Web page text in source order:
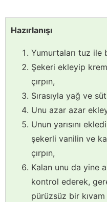
Hazırlanışı
Yumurtaları tuz ile
Şekeri ekleyip
çırpın,
Sırasıyla yağ ve
Unu azar azar
Unun yarısını
şekerli vanilin ve
çırpın,
Kalan unu da yine
kontrol ederek,
pürüzsüz bir kıvam